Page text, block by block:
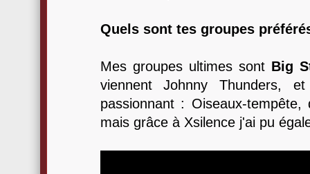
Quels sont tes groupes
Mes groupes ultimes sont Big
viennent Johnny Thunders,
passionnant : Oiseaux-
mais grâce à Xsilence j'ai pu